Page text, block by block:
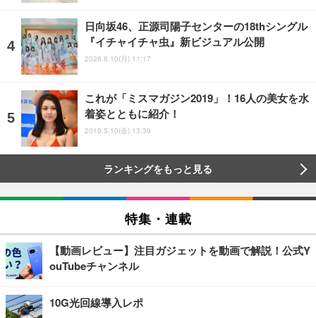
日向坂46、正源司陽子センターの18thシングル
『イチャイチャ虫』新ビジュアル公開
2026.8.10(月) 11:17
これが「ミスマガジン2019」！16人の美女を水
着姿とともに紹介！
2019.5.10(金) 13:39
ランキングをもっと見る
特集・連載
【動画レビュー】注目ガジェットを動画で解説！公式Y
ouTubeチャンネル
10G光回線導入レポ